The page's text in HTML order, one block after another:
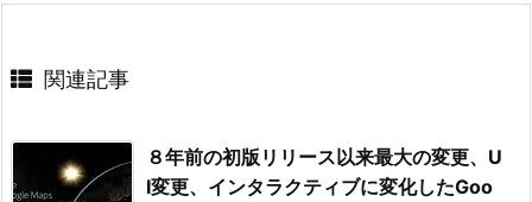
関連記事
８年前の初版リリース以来最大の変更、U
I変更、インタラクティブに変化したGoo